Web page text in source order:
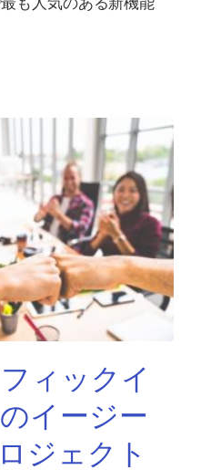
ィックイ
イージー
ジェクト